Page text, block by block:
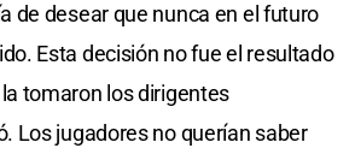
de desear que nunca en el futuro
Esta decisión no fue el resultado
tomaron los dirigentes
Los jugadores no querían saber